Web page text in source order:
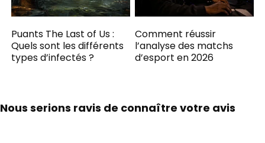
Puants The Last of Us :
Quels sont les différents
types d’infectés ?
Comment réussir
l’analyse des matchs
d’esport en 2026
Nous serions ravis de connaître votre avis